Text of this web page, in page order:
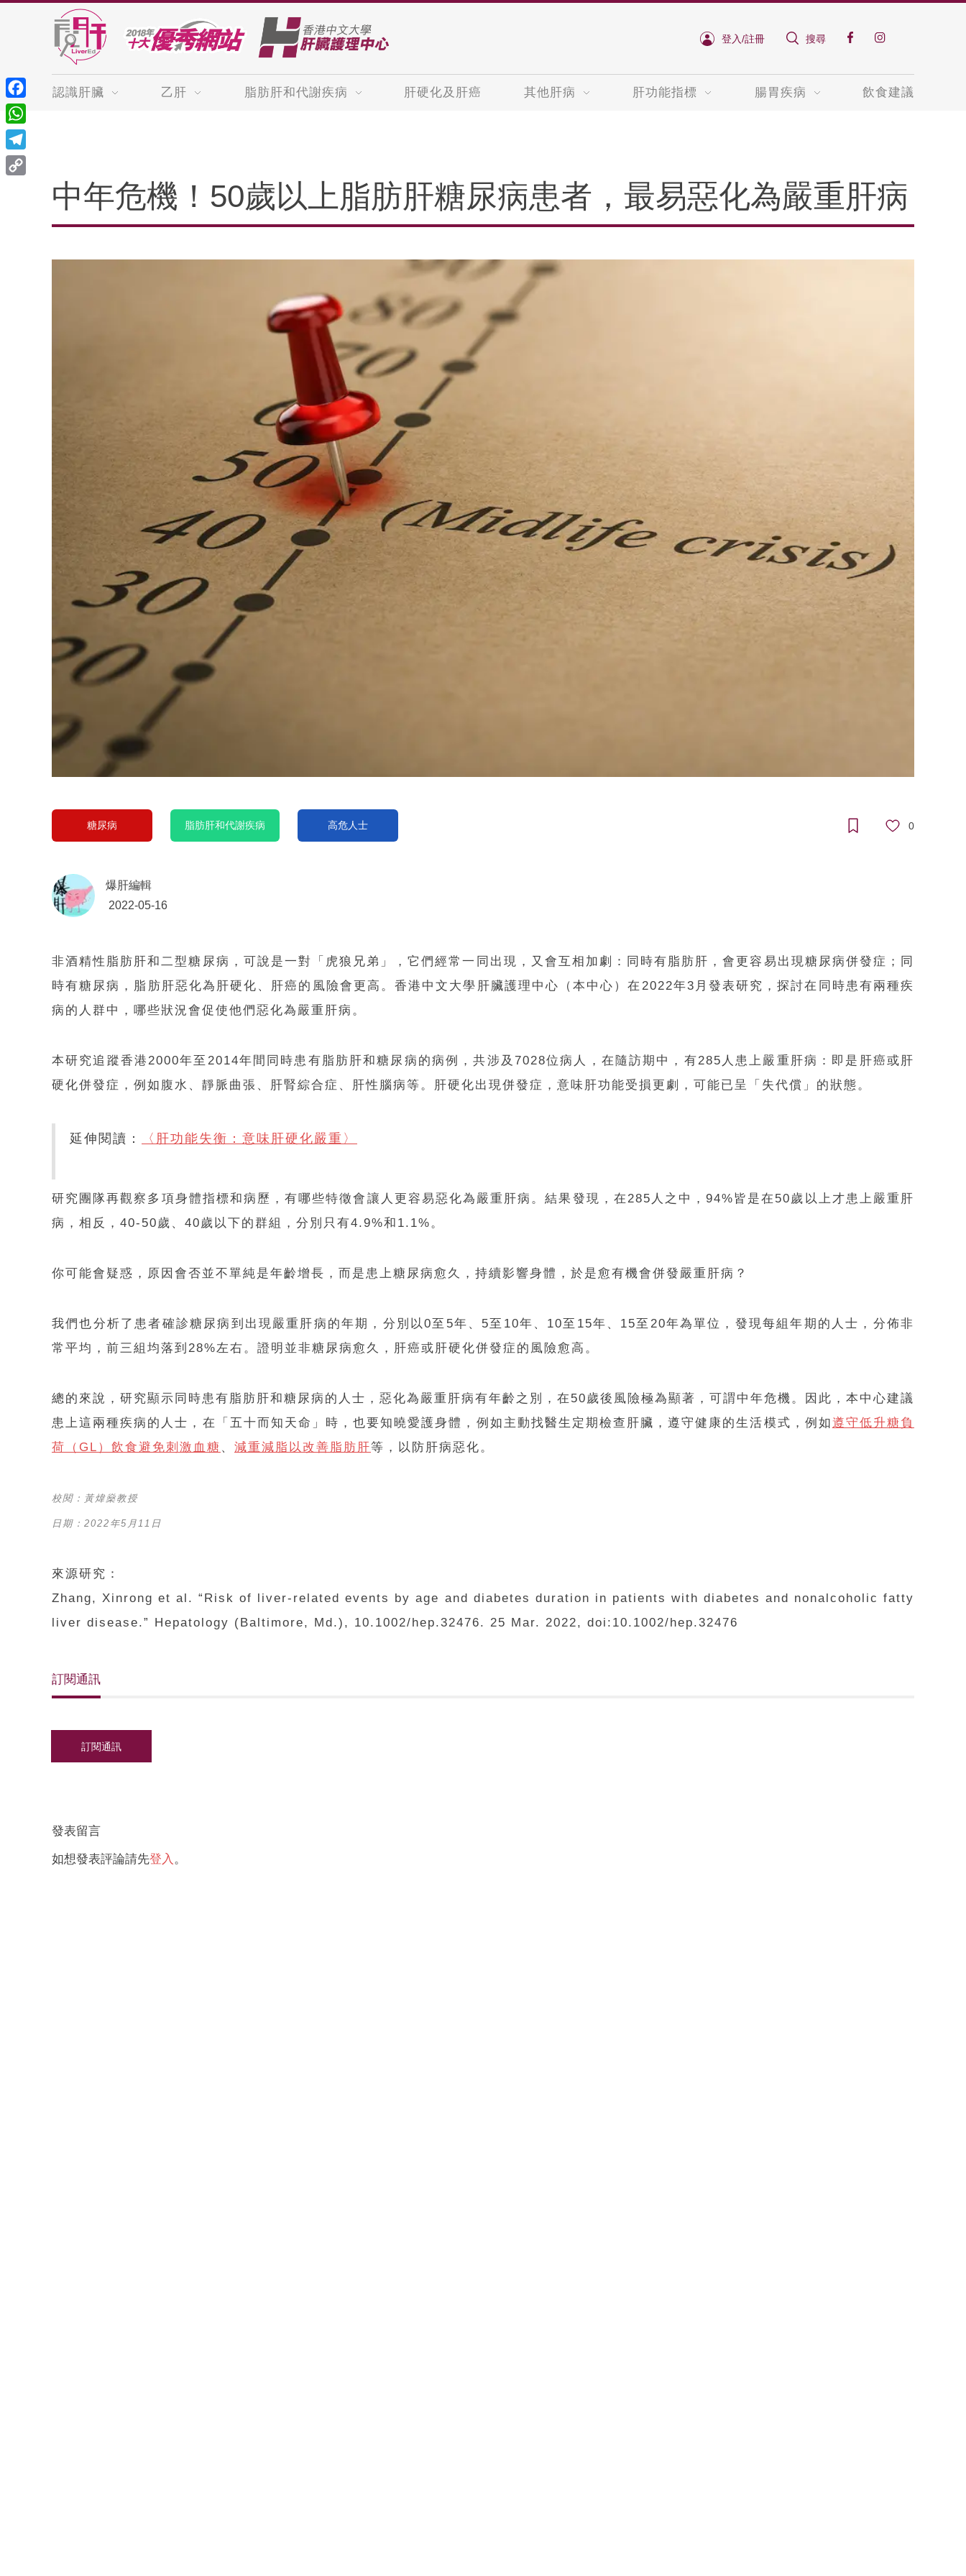
登入/註冊 搜尋
認識肝臟 乙肝 脂肪肝和代謝疾病 肝硬化及肝癌 其他肝病 肝功能指標 腸胃疾病 飲食建議
中年危機！50歲以上脂肪肝糖尿病患者，最易惡化為嚴重肝病
糖尿病 脂肪肝和代謝疾病 高危人士 0
爆肝編輯
2022-05-16
非酒精性脂肪肝和二型糖尿病，可說是一對「虎狼兄弟」，它們經常一同出現，又會互相加劇：同時有脂肪肝，會更容易出現糖尿病併發症；同
時有糖尿病，脂肪肝惡化為肝硬化、肝癌的風險會更高。香港中文大學肝臟護理中心（本中心）在2022年3月發表研究，探討在同時患有兩種疾
病的人群中，哪些狀況會促使他們惡化為嚴重肝病。
本研究追蹤香港2000年至2014年間同時患有脂肪肝和糖尿病的病例，共涉及7028位病人，在隨訪期中，有285人患上嚴重肝病：即是肝癌或肝
硬化併發症，例如腹水、靜脈曲張、肝腎綜合症、肝性腦病等。肝硬化出現併發症，意味肝功能受損更劇，可能已呈「失代償」的狀態。
延伸閱讀： 〈肝功能失衡：意味肝硬化嚴重〉
研究團隊再觀察多項身體指標和病歷，有哪些特徵會讓人更容易惡化為嚴重肝病。結果發現，在285人之中，94%皆是在50歲以上才患上嚴重肝
病，相反，40-50歲、40歲以下的群組，分別只有4.9%和1.1%。
你可能會疑惑，原因會否並不單純是年齡增長，而是患上糖尿病愈久，持續影響身體，於是愈有機會併發嚴重肝病？
我們也分析了患者確診糖尿病到出現嚴重肝病的年期，分別以0至5年、5至10年、10至15年、15至20年為單位，發現每組年期的人士，分佈非
常平均，前三組均落到28%左右。證明並非糖尿病愈久，肝癌或肝硬化併發症的風險愈高。
總的來說，研究顯示同時患有脂肪肝和糖尿病的人士，惡化為嚴重肝病有年齡之別，在50歲後風險極為顯著，可謂中年危機。因此，本中心建議
患上這兩種疾病的人士，在「五十而知天命」時，也要知曉愛護身體，例如主動找醫生定期檢查肝臟，遵守健康的生活模式，例如遵守低升糖負
荷（GL）飲食避免刺激血糖 、 減重減脂以改善脂肪肝等，以防肝病惡化。
校閱：黃煒燊教授
日期：2022年5月11日
來源研究：
Zhang, Xinrong et al. “Risk of liver-related events by age and diabetes duration in patients with diabetes and nonalcoholic fatty
liver disease.” Hepatology (Baltimore, Md.), 10.1002/hep.32476. 25 Mar. 2022, doi:10.1002/hep.32476
訂閱通訊
發表留言
如想發表評論請先登入 。
Facebook
WhatsApp
Telegram